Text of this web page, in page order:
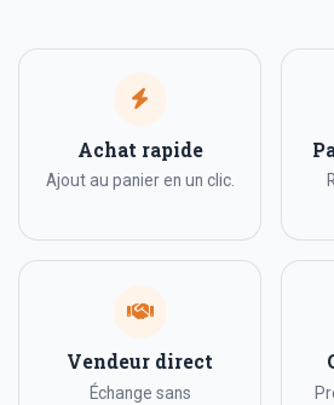
Achat rapide
Ajout au panier en un clic.
Vendeur direct
Échange sans